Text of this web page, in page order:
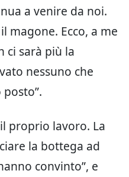
a venire da noi.
magone. Ecco, a me
ci sarà più la
nessuno che
proprio lavoro. La
la bottega ad
convinto”, e